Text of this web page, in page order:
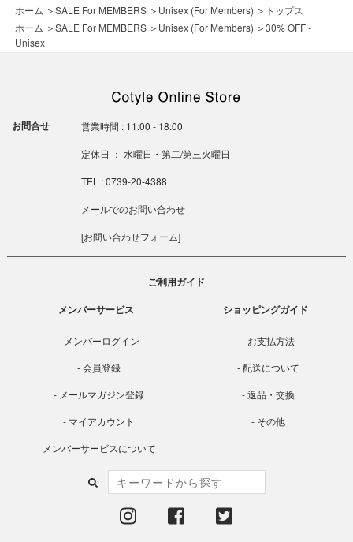
ホーム ＞SALE For MEMBERS ＞ Unisex (For Members) ＞ トップス
ホーム ＞SALE For MEMBERS ＞ Unisex (For Members) ＞30% OFF -
Unisex
お問合せ 営業時間 : 11:00 - 18:00
定休日 ： 水曜日・第二/第三火曜日
TEL : 0739-20-4388
メールでのお問い合わせ
[お問い合わせフォーム]
ご利用ガイド
メンバーサービス
メンバーログイン
会員登録
メールマガジン登録
マイアカウント
メンバーサービスについて
ショッピングガイド
お支払方法
配送について
返品・交換
その他